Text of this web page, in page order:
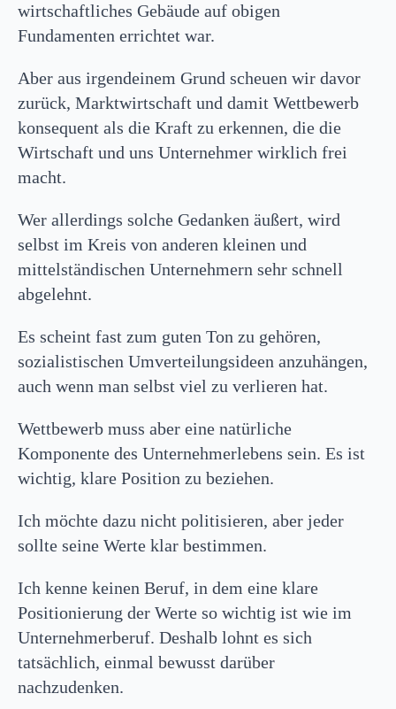
wirtschaftliches Gebäude auf obigen
Fundamenten errichtet war.
Aber aus irgendeinem Grund scheuen wir davor
zurück, Marktwirtschaft und damit Wettbewerb
konsequent als die Kraft zu erkennen, die die
Wirtschaft und uns Unternehmer wirklich frei
macht.
Wer allerdings solche Gedanken äußert, wird
selbst im Kreis von anderen kleinen und
mittelständischen Unternehmern sehr schnell
abgelehnt.
Es scheint fast zum guten Ton zu gehören,
sozialistischen Umverteilungsideen anzuhängen,
auch wenn man selbst viel zu verlieren hat.
Wettbewerb muss aber eine natürliche
Komponente des Unternehmerlebens sein. Es ist
wichtig, klare Position zu beziehen.
Ich möchte dazu nicht politisieren, aber jeder
sollte seine Werte klar bestimmen.
Ich kenne keinen Beruf, in dem eine klare
Positionierung der Werte so wichtig ist wie im
Unternehmerberuf. Deshalb lohnt es sich
tatsächlich, einmal bewusst darüber
nachzudenken.